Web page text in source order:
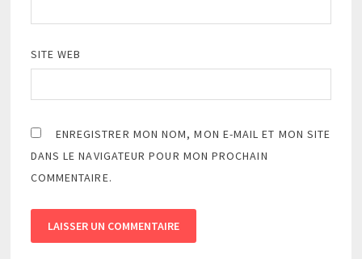
SITE WEB
ENREGISTRER MON NOM, MON E-MAIL ET MON SITE
DANS LE NAVIGATEUR POUR MON PROCHAIN
COMMENTAIRE.